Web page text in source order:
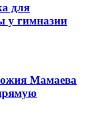
для
у гимназии
Мамаева